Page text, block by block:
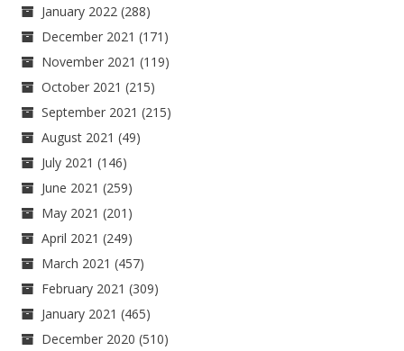
January 2022 (288)
December 2021 (171)
November 2021 (119)
October 2021 (215)
September 2021 (215)
August 2021 (49)
July 2021 (146)
June 2021 (259)
May 2021 (201)
April 2021 (249)
March 2021 (457)
February 2021 (309)
January 2021 (465)
December 2020 (510)